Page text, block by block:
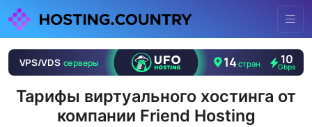
Тарифы виртуального хостинга от
компании Friend Hosting